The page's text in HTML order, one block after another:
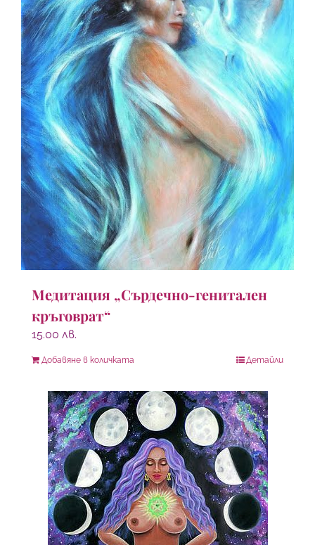
Медитация „Сърдечно-генитален
кръговрат“
15.00 лв.
Добавяне в количката Детайли